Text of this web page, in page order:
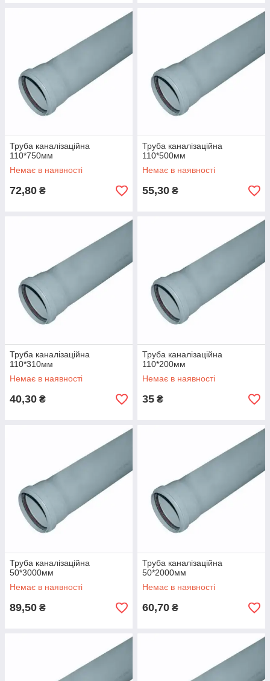
Труба каналізаційна
110*750мм
Немає в наявності
72,80 ₴
Труба каналізаційна
110*500мм
Немає в наявності
55,30 ₴
Труба каналізаційна
110*310мм
Немає в наявності
40,30 ₴
Труба каналізаційна
110*200мм
Немає в наявності
35 ₴
Труба каналізаційна
50*3000мм
Немає в наявності
89,50 ₴
Труба каналізаційна
50*2000мм
Немає в наявності
60,70 ₴